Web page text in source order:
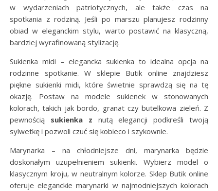
w wydarzeniach patriotycznych, ale także czas na
spotkania z rodziną. Jeśli po marszu planujesz rodzinny
obiad w eleganckim stylu, warto postawić na klasyczną,
bardziej wyrafinowaną stylizację.
Sukienka midi – elegancka sukienka to idealna opcja na
rodzinne spotkanie. W sklepie Butik online znajdziesz
piękne sukienki midi, które świetnie sprawdzą się na tę
okazję. Postaw na modele sukienek w stonowanych
kolorach, takich jak bordo, granat czy butelkowa zieleń. Z
pewnością sukienka z nutą elegancji podkreśli twoją
sylwetkę i pozwoli czuć się kobieco i szykownie.
Marynarka – na chłodniejsze dni, marynarka będzie
doskonałym uzupełnieniem sukienki. Wybierz model o
klasycznym kroju, w neutralnym kolorze. Sklep Butik online
oferuje eleganckie marynarki w najmodniejszych kolorach